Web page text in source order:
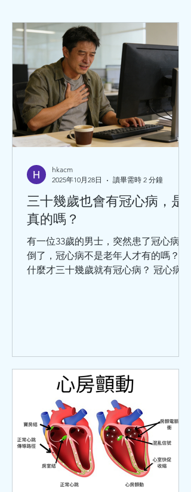
三十幾歲也會有冠心病，是
真的嗎？
有一位33歲的男士，突然患了冠心病暈
倒了，冠心病不是老年人才有的嗎？為
什麼才三十幾歲就有冠心病？ 冠心病的
此之外，炎症栓塞導致血管管腔狹窄或
閉塞也可以引起冠心病。 關於冠心病，
世界衛生組織將它分為5大類：無症狀
心肌缺血（也叫隱匿性冠心病）、心絞
痛、心肌梗死、缺血性心力衰竭（也叫
缺血性心臟病）、猝死。這5種臨床類
型，在臨床中還可以分為：穩定型冠心
病、急性冠狀動脈綜合徵。 引發冠心病
的危險因素分為：可改變的和不可改變
的兩種。其中可改變因素有：高血壓、
hkacm
2025年10月28日
讀畢需時 2 分鐘